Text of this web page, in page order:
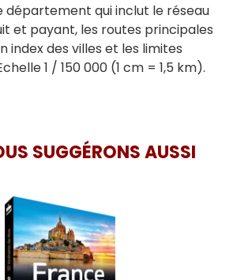
département qui inclut le réseau
et payant, les routes principales
index des villes et les limites
1 / 150 000 (1 cm = 1,5 km).
SUGGÉRONS AUSSI